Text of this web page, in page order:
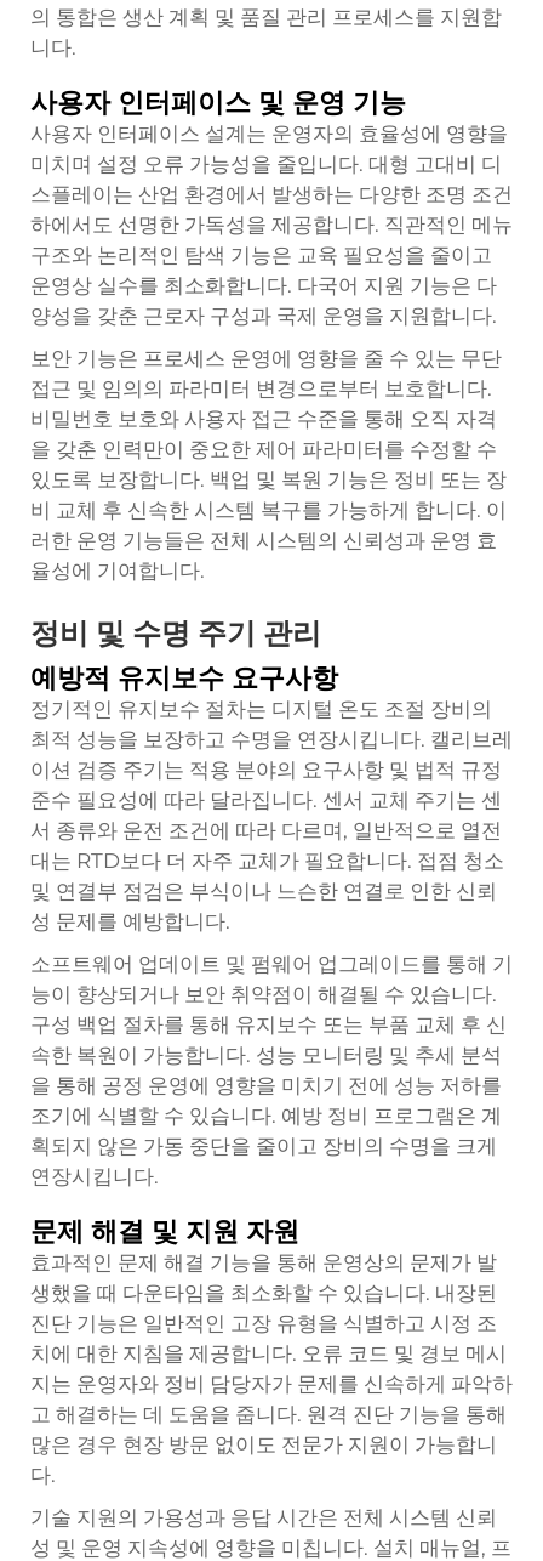
의 통합은 생산 계획 및 품질 관리 프로세스를 지원합
니다.
사용자 인터페이스 및 운영 기능
사용자 인터페이스 설계는 운영자의 효율성에 영향을
미치며 설정 오류 가능성을 줄입니다. 대형 고대비 디
스플레이는 산업 환경에서 발생하는 다양한 조명 조건
하에서도 선명한 가독성을 제공합니다. 직관적인 메뉴
구조와 논리적인 탐색 기능은 교육 필요성을 줄이고
운영상 실수를 최소화합니다. 다국어 지원 기능은 다
양성을 갖춘 근로자 구성과 국제 운영을 지원합니다.
보안 기능은 프로세스 운영에 영향을 줄 수 있는 무단
접근 및 임의의 파라미터 변경으로부터 보호합니다.
비밀번호 보호와 사용자 접근 수준을 통해 오직 자격
을 갖춘 인력만이 중요한 제어 파라미터를 수정할 수
있도록 보장합니다. 백업 및 복원 기능은 정비 또는 장
비 교체 후 신속한 시스템 복구를 가능하게 합니다. 이
러한 운영 기능들은 전체 시스템의 신뢰성과 운영 효
율성에 기여합니다.
정비 및 수명 주기 관리
예방적 유지보수 요구사항
정기적인 유지보수 절차는 디지털 온도 조절 장비의
최적 성능을 보장하고 수명을 연장시킵니다. 캘리브레
이션 검증 주기는 적용 분야의 요구사항 및 법적 규정
준수 필요성에 따라 달라집니다. 센서 교체 주기는 센
서 종류와 운전 조건에 따라 다르며, 일반적으로 열전
대는 RTD보다 더 자주 교체가 필요합니다. 접점 청소
및 연결부 점검은 부식이나 느슨한 연결로 인한 신뢰
성 문제를 예방합니다.
소프트웨어 업데이트 및 펌웨어 업그레이드를 통해 기
능이 향상되거나 보안 취약점이 해결될 수 있습니다.
구성 백업 절차를 통해 유지보수 또는 부품 교체 후 신
속한 복원이 가능합니다. 성능 모니터링 및 추세 분석
을 통해 공정 운영에 영향을 미치기 전에 성능 저하를
조기에 식별할 수 있습니다. 예방 정비 프로그램은 계
획되지 않은 가동 중단을 줄이고 장비의 수명을 크게
연장시킵니다.
문제 해결 및 지원 자원
효과적인 문제 해결 기능을 통해 운영상의 문제가 발
생했을 때 다운타임을 최소화할 수 있습니다. 내장된
진단 기능은 일반적인 고장 유형을 식별하고 시정 조
치에 대한 지침을 제공합니다. 오류 코드 및 경보 메시
지는 운영자와 정비 담당자가 문제를 신속하게 파악하
고 해결하는 데 도움을 줍니다. 원격 진단 기능을 통해
많은 경우 현장 방문 없이도 전문가 지원이 가능합니
다.
기술 지원의 가용성과 응답 시간은 전체 시스템 신뢰
성 및 운영 지속성에 영향을 미칩니다. 설치 매뉴얼, 프